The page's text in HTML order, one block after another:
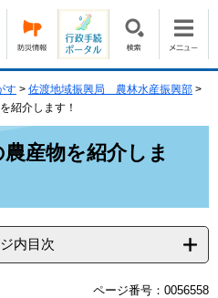
す > 佐渡地域振興局 農林水産振興部 >
紹介します！
農産物を紹介しま
内目次
ページ番号：0056558